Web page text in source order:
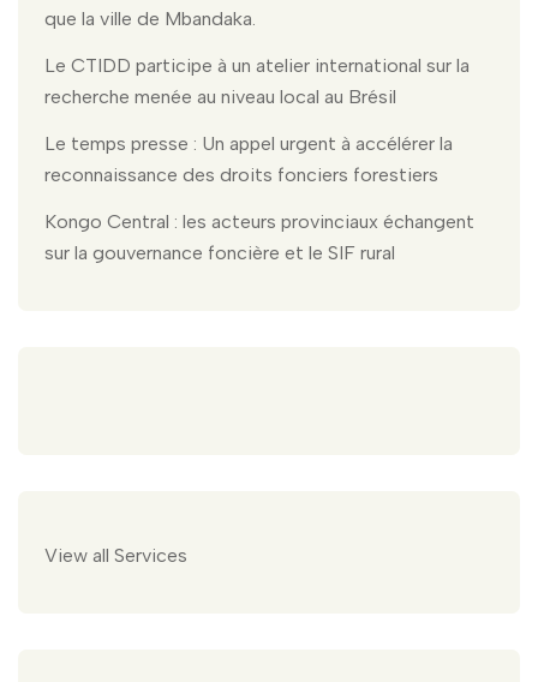
que la ville de Mbandaka.
Le CTIDD participe à un atelier international sur la
recherche menée au niveau local au Brésil
Le temps presse : Un appel urgent à accélérer la
reconnaissance des droits fonciers forestiers
Kongo Central : les acteurs provinciaux échangent
sur la gouvernance foncière et le SIF rural
View all Services